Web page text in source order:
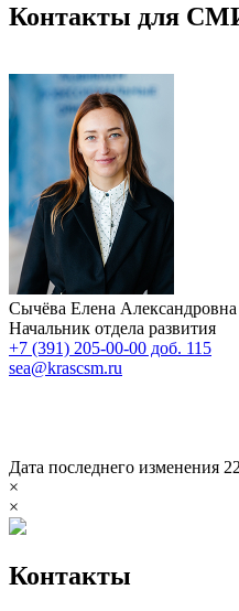
Контакты для
Сычёва Елена Александровна
Начальник отдела развития
+7 (391) 205-00-00 доб. 115
sea@krascsm.ru
Дата последнего изменения
×
×
Контакты